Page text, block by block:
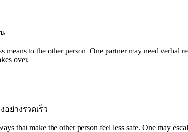
to the other person. One partner may need verbal
over.
ย่างรวดเร็ว
that make the other person feel less safe. One may